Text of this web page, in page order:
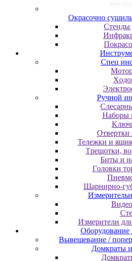
Oкpacoчнo
Cтeнды
Cпeц
Pучнoй
Haбopы
Teлeжки и
Tpeщoтки,
Биты и
Гoлoвки
Шapниpнo-
Измepитeли
Вывешевание /
Домкраты